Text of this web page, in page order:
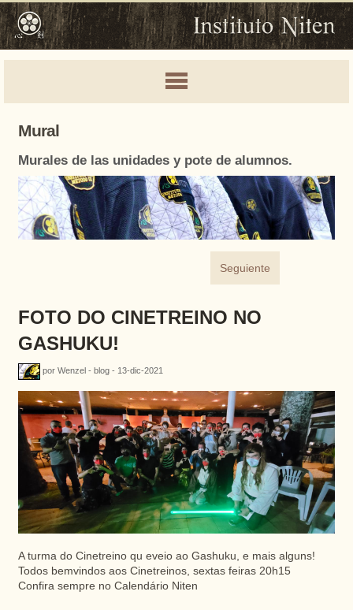
Mural
Murales de las unidades y pote de alumnos.
Seguiente
FOTO DO CINETREINO NO
GASHUKU!
por Wenzel - blog - 13-dic-2021
A turma do Cinetreino qu eveio ao Gashuku, e mais alguns!
Todos bemvindos aos Cinetreinos, sextas feiras 20h15
Confira sempre no Calendário Niten